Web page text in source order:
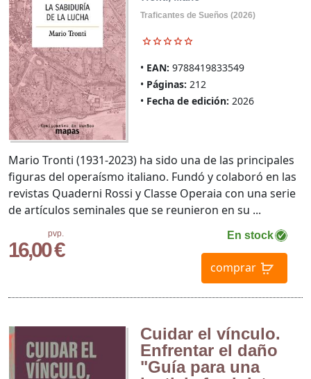
Traficantes de Sueños (2026)
EAN: 9788419833549
Páginas: 212
Fecha de edición: 2026
pvp.
16,00 €
En stock
comprar
Mario Tronti (1931-2023) ha sido una de las principales
figuras del operaísmo italiano. Fundó y colaboró en las
revistas Quaderni Rossi y Classe Operaia con una serie
de artículos seminales que se reunieron en su ...
Cuidar el vínculo.
Enfrentar el daño
"Guía para una